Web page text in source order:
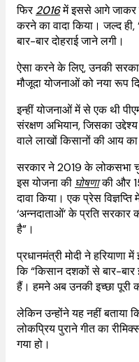
फिर2016में इससे आगे जाकर
करने का वादा किया। जल्द ही,
बार-बार दोहराई जाने लगी।
ऐसा करने के लिए, उनकी
मौजूदा योजनाओं को नया रूप
इन्हीं योजनाओं में से एक थी
संरक्षण अभियान, जिसका
वाले लाखों किसानों की आय
सरकार ने 2019 के लोकसभा
इस योजना की घोषणाकी और
दावा किया। एक प्रेस
‘अन्नदाताओं’ के प्रति सरकार
है”।
प्रधानमंत्री मोदी ने हरियाणा
कि “किसान दशकों से बार-
हैं। हमने अब उनकी इच्छा पूरी
लेकिन उन्होंने यह नहीं बताया
लोकप्रिय पुराने गीत का
गया हो।